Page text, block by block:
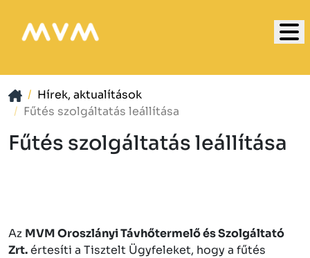
Hírek, aktualítások
Fűtés szolgáltatás leállítása
Fűtés szolgáltatás leállítása
Az MVM Oroszlányi Távhőtermelő és Szolgáltató
Zrt.értesíti a Tisztelt Ügyfeleket, hogy a fűtés